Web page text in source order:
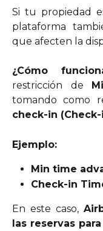
Si tu propiedad
plataforma
que afecten la
¿Cómo
restricción de
tomando como
check-in
Ejemplo:
Min time
Check-in
En este caso,
las reservas